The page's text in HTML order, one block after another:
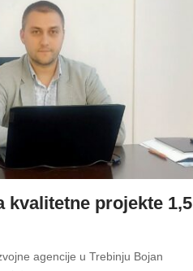
kvalitetne projekte 1,5
agencije u Trebinju Bojan